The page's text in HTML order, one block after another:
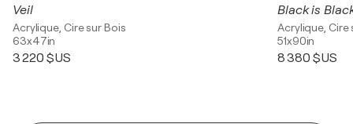
Veil
Acrylique, Cire sur Bois
63x47in
3 220 $US
Black is
Acrylique, Cire
51x90in
8 380 $US